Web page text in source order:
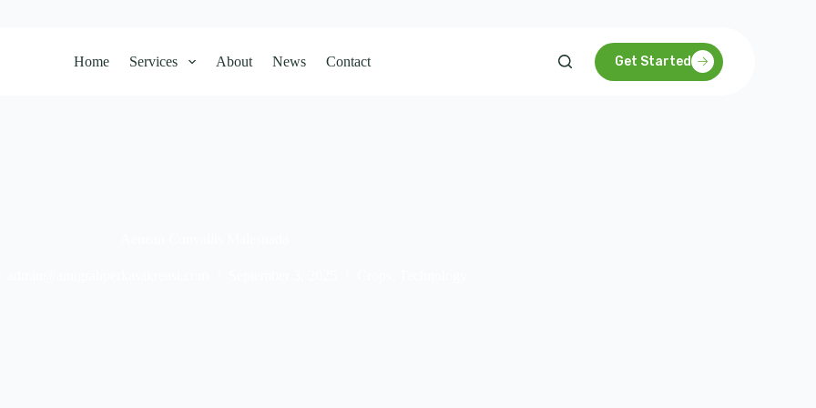
Home Services About News Contact Get Started